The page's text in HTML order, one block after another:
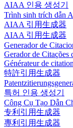
AIAA 인용 생성기
Trình sinh trích dẫn
AIAA 引用生成器
AIAA 引用生成器
Generador de
Gerador de Citações
Générateur de
特許引用生成器
특허 인용 생성기
Công Cụ Tạo Dẫn
专利引用生成器
專利引用生成器